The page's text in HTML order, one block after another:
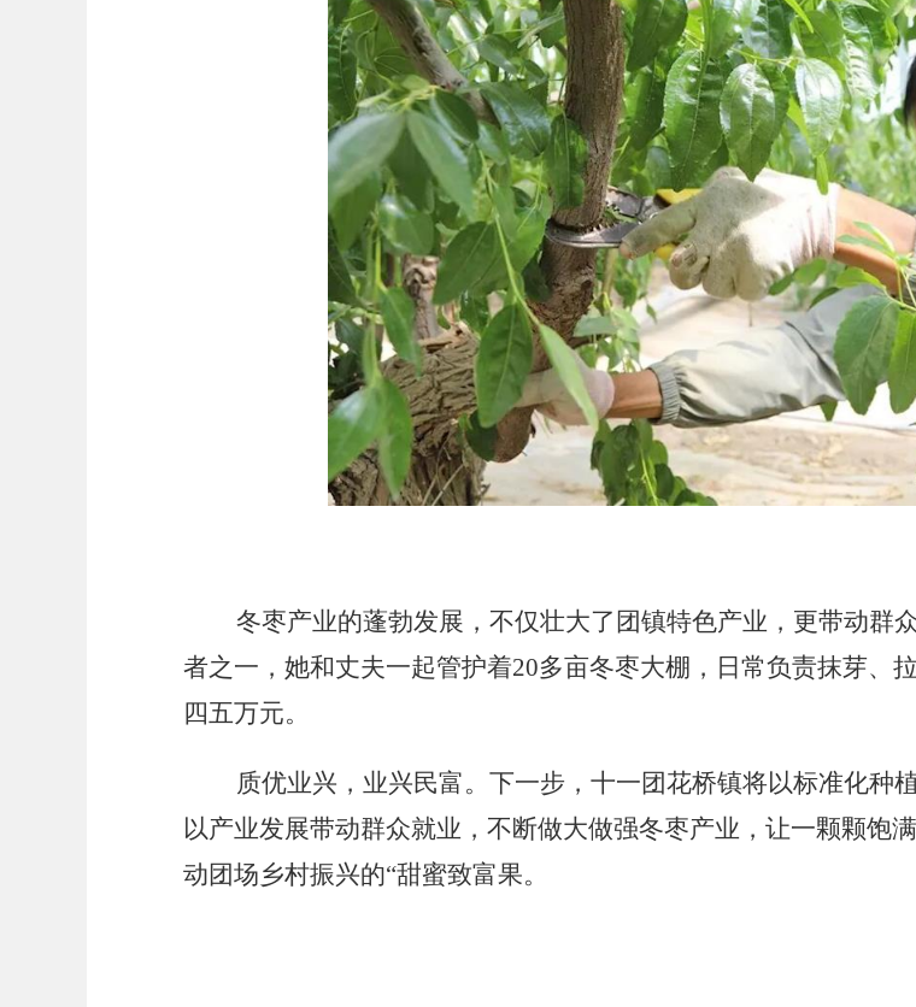
冬枣产业的蓬勃发展，不仅壮大了团镇特色产业，更带动群
者之一，她和丈夫一起管护着20多亩冬枣大棚，日常负责抹芽、
四五万元。
质优业兴，业兴民富。下一步，十一团花桥镇将以标准化种
以产业发展带动群众就业，不断做大做强冬枣产业，让一颗颗饱
动团场乡村振兴的“甜蜜致富果。